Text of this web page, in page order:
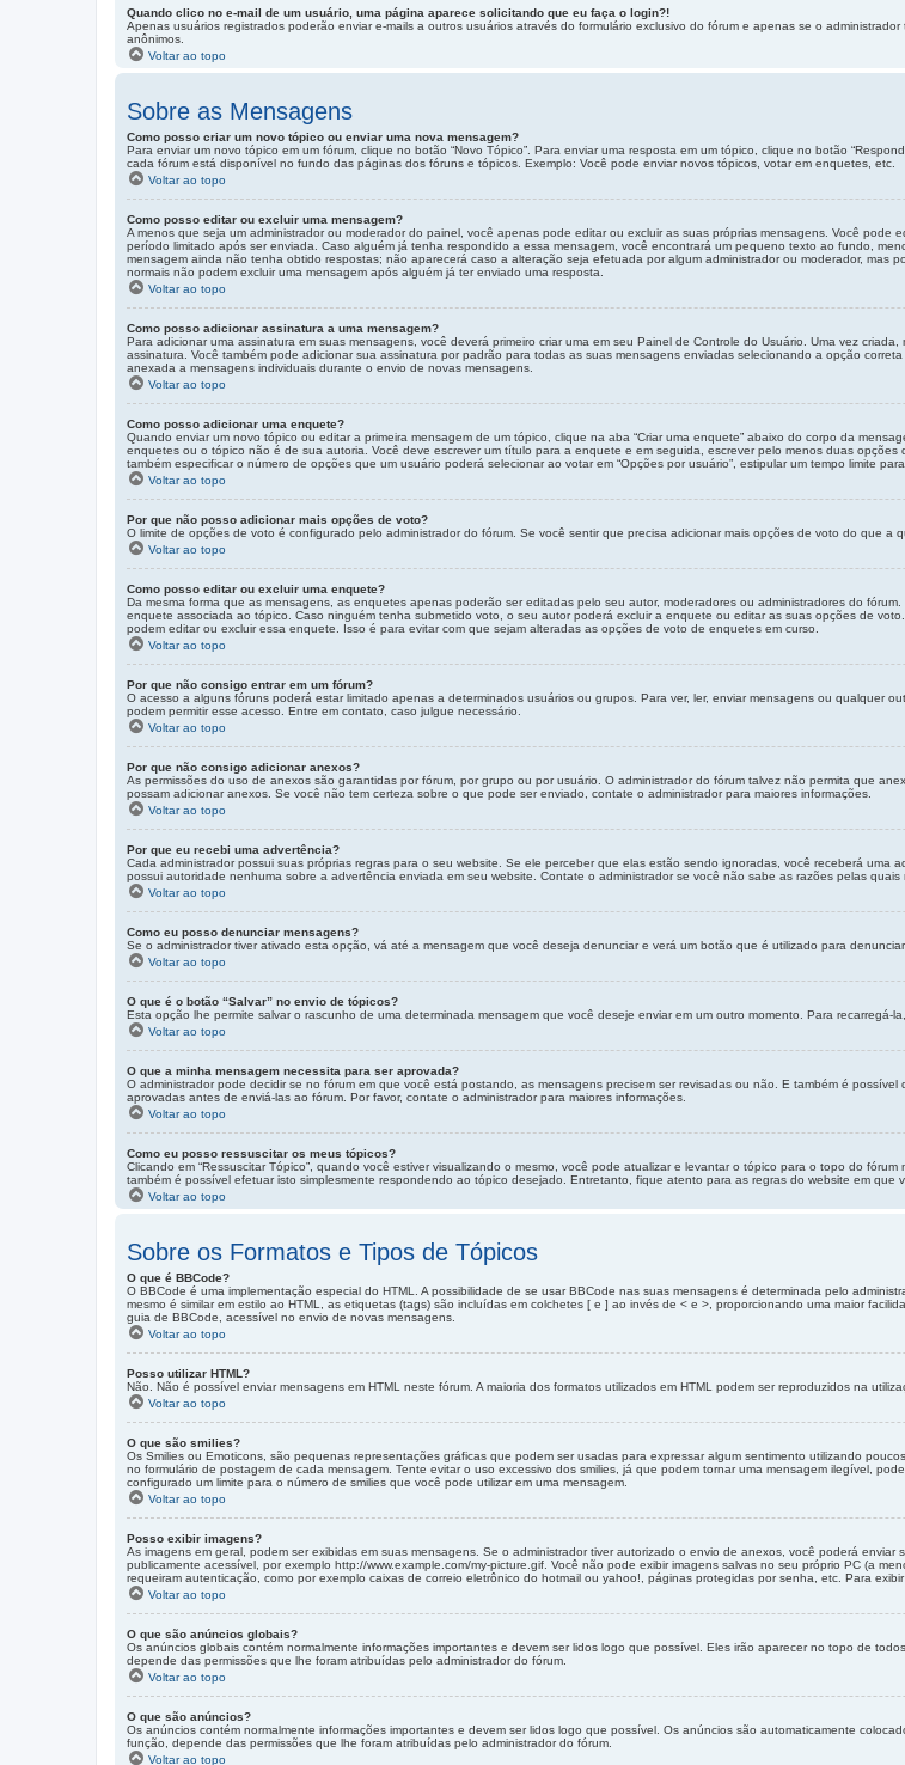
Quando clico no e-mail de um usuário, uma página aparece solicitando que eu faça o login?!
Apenas usuários registrados poderão enviar e-mails a outros usuários através do formulário exclusivo do fórum e apenas se o
anônimos.
Voltar ao topo
Sobre as Mensagens
Como posso criar um novo tópico ou enviar uma nova mensagem?
Para enviar um novo tópico em um fórum, clique no botão “Novo Tópico”. Para enviar uma resposta em um tópico, clique no botão
cada fórum está disponível no fundo das páginas dos fóruns e tópicos. Exemplo: Você pode enviar novos tópicos, votar em enquetes, etc.
Voltar ao topo
Como posso editar ou excluir uma mensagem?
A menos que seja um administrador ou moderador do painel, você apenas pode editar ou excluir as suas próprias mensagens. Você
período limitado após ser enviada. Caso alguém já tenha respondido a essa mensagem, você encontrará um pequeno texto ao fundo,
mensagem ainda não tenha obtido respostas; não aparecerá caso a alteração seja efetuada por algum administrador ou moderador, mas
normais não podem excluir uma mensagem após alguém já ter enviado uma resposta.
Voltar ao topo
Como posso adicionar assinatura a uma mensagem?
Para adicionar uma assinatura em suas mensagens, você deverá primeiro criar uma em seu Painel de Controle do Usuário. Uma vez criada,
assinatura. Você também pode adicionar sua assinatura por padrão para todas as suas mensagens enviadas selecionando a opção
anexada a mensagens individuais durante o envio de novas mensagens.
Voltar ao topo
Como posso adicionar uma enquete?
Quando enviar um novo tópico ou editar a primeira mensagem de um tópico, clique na aba “Criar uma enquete” abaixo do corpo da
enquetes ou o tópico não é de sua autoria. Você deve escrever um título para a enquete e em seguida, escrever pelo menos duas
também especificar o número de opções que um usuário poderá selecionar ao votar em “Opções por usuário”, estipular um tempo limite
Voltar ao topo
Por que não posso adicionar mais opções de voto?
O limite de opções de voto é configurado pelo administrador do fórum. Se você sentir que precisa adicionar mais opções de voto do que a
Voltar ao topo
Como posso editar ou excluir uma enquete?
Da mesma forma que as mensagens, as enquetes apenas poderão ser editadas pelo seu autor, moderadores ou administradores do
enquete associada ao tópico. Caso ninguém tenha submetido voto, o seu autor poderá excluir a enquete ou editar as suas opções de
podem editar ou excluir essa enquete. Isso é para evitar com que sejam alteradas as opções de voto de enquetes em curso.
Voltar ao topo
Por que não consigo entrar em um fórum?
O acesso a alguns fóruns poderá estar limitado apenas a determinados usuários ou grupos. Para ver, ler, enviar mensagens ou qualquer
podem permitir esse acesso. Entre em contato, caso julgue necessário.
Voltar ao topo
Por que não consigo adicionar anexos?
As permissões do uso de anexos são garantidas por fórum, por grupo ou por usuário. O administrador do fórum talvez não permita que
possam adicionar anexos. Se você não tem certeza sobre o que pode ser enviado, contate o administrador para maiores informações.
Voltar ao topo
Por que eu recebi uma advertência?
Cada administrador possui suas próprias regras para o seu website. Se ele perceber que elas estão sendo ignoradas, você receberá
possui autoridade nenhuma sobre a advertência enviada em seu website. Contate o administrador se você não sabe as razões pelas quais
Voltar ao topo
Como eu posso denunciar mensagens?
Se o administrador tiver ativado esta opção, vá até a mensagem que você deseja denunciar e verá um botão que é utilizado para
Voltar ao topo
O que é o botão “Salvar” no envio de tópicos?
Esta opção lhe permite salvar o rascunho de uma determinada mensagem que você deseje enviar em um outro momento. Para recarregá-
Voltar ao topo
O que a minha mensagem necessita para ser aprovada?
O administrador pode decidir se no fórum em que você está postando, as mensagens precisem ser revisadas ou não. E também é
aprovadas antes de enviá-las ao fórum. Por favor, contate o administrador para maiores informações.
Voltar ao topo
Como eu posso ressuscitar os meus tópicos?
Clicando em “Ressuscitar Tópico”, quando você estiver visualizando o mesmo, você pode atualizar e levantar o tópico para o topo do
também é possível efetuar isto simplesmente respondendo ao tópico desejado. Entretanto, fique atento para as regras do website em que
Voltar ao topo
Sobre os Formatos e Tipos de Tópicos
O que é BBCode?
O BBCode é uma implementação especial do HTML. A possibilidade de se usar BBCode nas suas mensagens é determinada pelo
mesmo é similar em estilo ao HTML, as etiquetas (tags) são incluídas em colchetes [ e ] ao invés de < e >, proporcionando uma maior
guia de BBCode, acessível no envio de novas mensagens.
Voltar ao topo
Posso utilizar HTML?
Não. Não é possível enviar mensagens em HTML neste fórum. A maioria dos formatos utilizados em HTML podem ser reproduzidos na
Voltar ao topo
O que são smilies?
Os Smilies ou Emoticons, são pequenas representações gráficas que podem ser usadas para expressar algum sentimento utilizando
no formulário de postagem de cada mensagem. Tente evitar o uso excessivo dos smilies, já que podem tornar uma mensagem ilegível,
configurado um limite para o número de smilies que você pode utilizar em uma mensagem.
Voltar ao topo
Posso exibir imagens?
As imagens em geral, podem ser exibidas em suas mensagens. Se o administrador tiver autorizado o envio de anexos, você poderá
publicamente acessível, por exemplo http://www.example.com/my-picture.gif. Você não pode exibir imagens salvas no seu próprio PC (a
requeiram autenticação, como por exemplo caixas de correio eletrônico do hotmail ou yahoo!, páginas protegidas por senha, etc. Para
Voltar ao topo
O que são anúncios globais?
Os anúncios globais contém normalmente informações importantes e devem ser lidos logo que possível. Eles irão aparecer no topo de
depende das permissões que lhe foram atribuídas pelo administrador do fórum.
Voltar ao topo
O que são anúncios?
Os anúncios contém normalmente informações importantes e devem ser lidos logo que possível. Os anúncios são automaticamente
função, depende das permissões que lhe foram atribuídas pelo administrador do fórum.
Voltar ao topo